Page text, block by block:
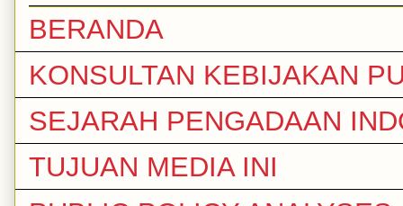
BERANDA
KONSULTAN KEBIJAKAN
SEJARAH PENGADAAN
TUJUAN MEDIA INI